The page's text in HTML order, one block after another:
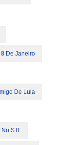
De Janeiro
De Lula
STF